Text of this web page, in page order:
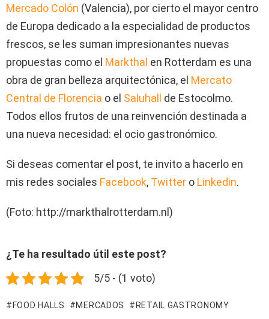
Mercado Colón (Valencia), por cierto el mayor centro
de Europa dedicado a la especialidad de productos
frescos, se les suman impresionantes nuevas
propuestas como el Markthal en Rotterdam es una
obra de gran belleza arquitectónica, el Mercato
Central de Florencia o el Saluhall
de Estocolmo.
Todos ellos frutos de una reinvención destinada a
una nueva necesidad: el ocio gastronómico.
Si deseas comentar el post, te invito a hacerlo en
mis redes sociales Facebook, Twitter o Linkedin.
(Foto: http://markthalrotterdam.nl)
¿Te ha resultado útil este post?
5/5 - (1 voto)
FOOD HALLS MERCADOS RETAIL GASTRONOMY